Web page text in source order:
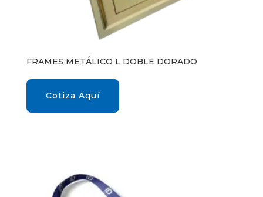
FRAMES METÁLICO L DOBLE DORADO
Cotiza Aquí